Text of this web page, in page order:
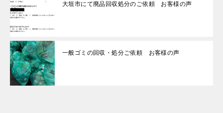
大垣市にて廃品回収処分のご依頼 お客様の声
一般ゴミの回収・処分ご依頼 お客様の声